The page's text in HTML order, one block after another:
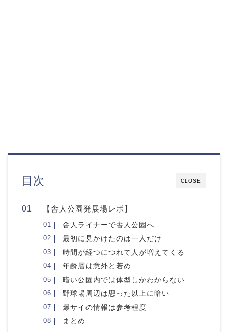
CLOSE
目次
【舎人公園発展場レポ】
舎人ライナーで舎人公園へ
最初に見かけたのは一人だけ
時間が経つにつれて人が増えてくる
年齢層は意外と若め
暗い公園内では体型しかわからない
野球場周辺は思った以上に暗い
爆サイの情報は参考程度
まとめ